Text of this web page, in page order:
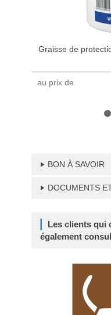
Graisse de
au prix de
BON À SAVOIR
DOCUMENTS
Les clients qui
également